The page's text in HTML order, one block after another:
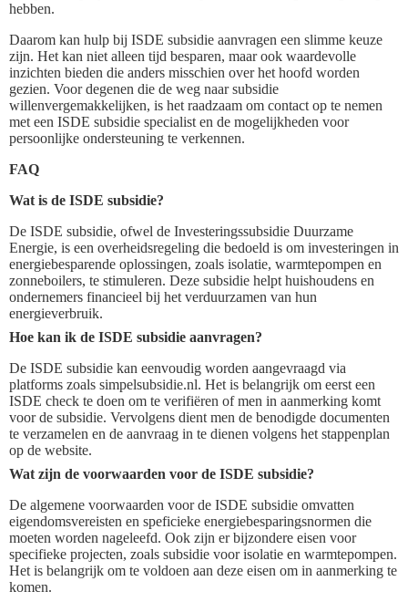
hebben.
Daarom kan hulp bij ISDE subsidie aanvragen een slimme keuze
zijn. Het kan niet alleen tijd besparen, maar ook waardevolle
inzichten bieden die anders misschien over het hoofd worden
gezien. Voor degenen die de weg naar subsidie
willenvergemakkelijken, is het raadzaam om contact op te nemen
met een ISDE subsidie specialist en de mogelijkheden voor
persoonlijke ondersteuning te verkennen.
FAQ
Wat is de ISDE subsidie?
De ISDE subsidie, ofwel de Investeringssubsidie Duurzame
Energie, is een overheidsregeling die bedoeld is om investeringen in
energiebesparende oplossingen, zoals isolatie, warmtepompen en
zonneboilers, te stimuleren. Deze subsidie helpt huishoudens en
ondernemers financieel bij het verduurzamen van hun
energieverbruik.
Hoe kan ik de ISDE subsidie aanvragen?
De ISDE subsidie kan eenvoudig worden aangevraagd via
platforms zoals simpelsubsidie.nl. Het is belangrijk om eerst een
ISDE check te doen om te verifiëren of men in aanmerking komt
voor de subsidie. Vervolgens dient men de benodigde documenten
te verzamelen en de aanvraag in te dienen volgens het stappenplan
op de website.
Wat zijn de voorwaarden voor de ISDE subsidie?
De algemene voorwaarden voor de ISDE subsidie omvatten
eigendomsvereisten en speficieke energiebesparingsnormen die
moeten worden nageleefd. Ook zijn er bijzondere eisen voor
specifieke projecten, zoals subsidie voor isolatie en warmtepompen.
Het is belangrijk om te voldoen aan deze eisen om in aanmerking te
komen.